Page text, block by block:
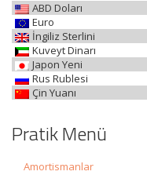
ABD Doları
Euro
İngiliz Sterlini
Kuveyt Dinarı
Japon Yeni
Rus Rublesi
Çin Yuanı
Pratik Menü
Amortismanlar